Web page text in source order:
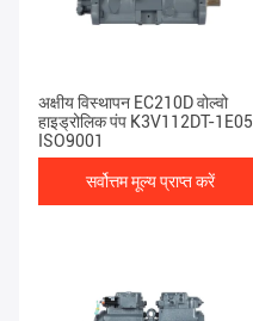
अक्षीय विस्थापन EC210D वोल्वो
हाइड्रोलिक पंप K3V112DT-1E05
ISO9001
सर्वोत्तम मूल्य प्राप्त करें